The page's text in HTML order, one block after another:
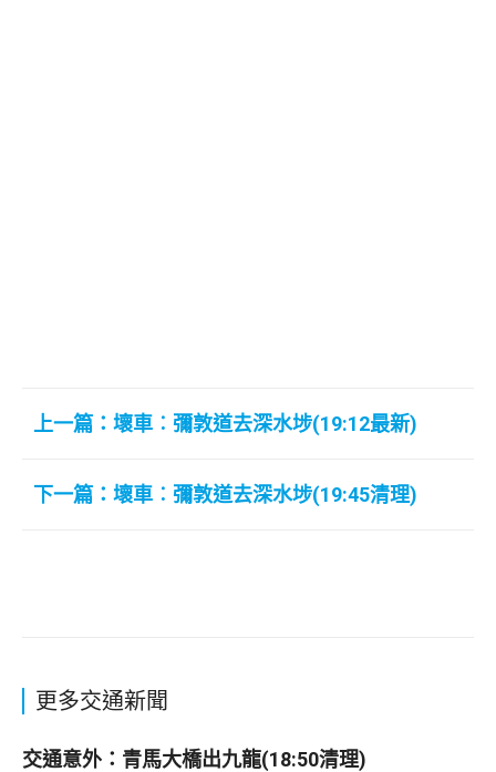
上一篇：壞車︰彌敦道去深水埗(19:12最新)
下一篇：壞車︰彌敦道去深水埗(19:45清理)
更多交通新聞
交通意外：青馬大橋出九龍(18:50清理)